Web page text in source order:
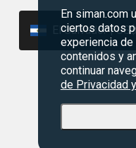
En siman.com
ciertos datos
experiencia de
contenidos y
continuar
de Privacidad
El Salvador | US$